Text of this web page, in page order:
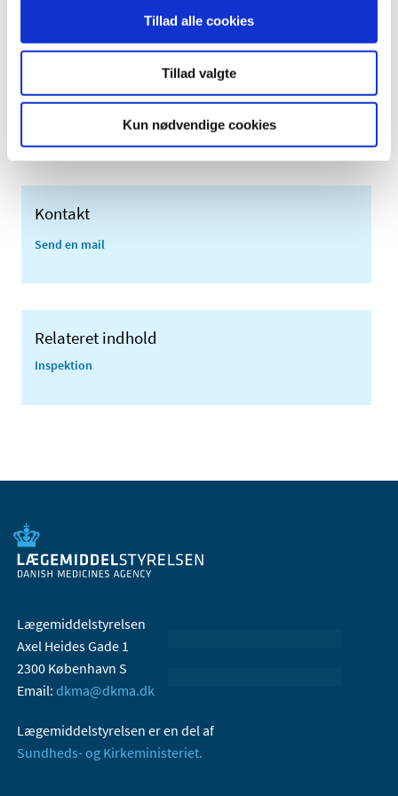
Tillad alle cookies
Tillad valgte
Kun nødvendige cookies
Compilation of Union Procedures on Inspections and
Exchange of Information.
EMA/INS/GMP/84127/2023 Rev.19.1
Kontakt
Send en mail
Relateret indhold
Inspektion
Lægemiddelstyrelsen
Axel Heides Gade 1
2300 København S
Email: dkma@dkma.dk
Lægemiddelstyrelsen er en del af
Sundheds- og Kirkeministeriet.